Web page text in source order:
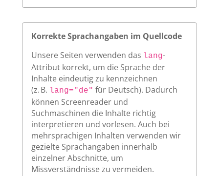
Korrekte Sprachangaben im Quellcode
Unsere Seiten verwenden das lang-
Attribut korrekt, um die Sprache der
Inhalte eindeutig zu kennzeichnen
(z. B. lang="de" für Deutsch). Dadurch
können Screenreader und
Suchmaschinen die Inhalte richtig
interpretieren und vorlesen. Auch bei
mehrsprachigen Inhalten verwenden wir
gezielte Sprachangaben innerhalb
einzelner Abschnitte, um
Missverständnisse zu vermeiden.